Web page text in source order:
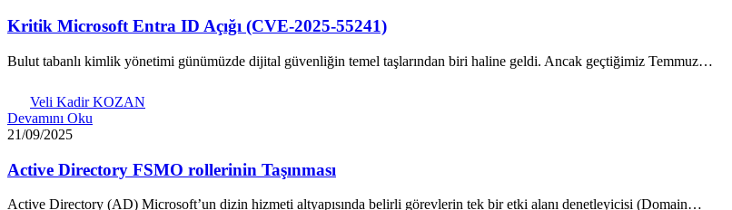
Kritik Microsoft Entra ID Açığı (CVE-2025-55241)
Bulut tabanlı kimlik yönetimi günümüzde dijital güvenliğin temel taşlarından biri haline geldi. Ancak geçtiğimiz Temmuz…
Veli Kadir KOZAN
Devamını Oku
21/09/2025
Active Directory FSMO rollerinin Taşınması
Active Directory (AD) Microsoft’un dizin hizmeti altyapısında belirli görevlerin tek bir etki alanı denetleyicisi (Domain…